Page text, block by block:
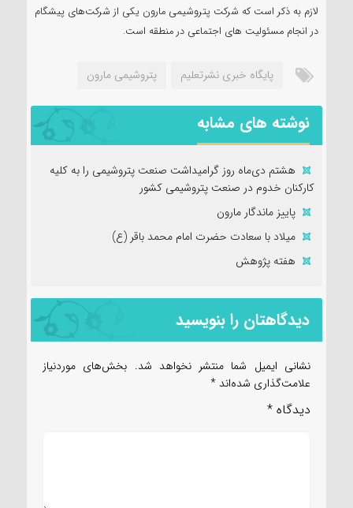
لازم به ذکر است که شرکت پتروشیمی مارون یکی از شرکت‌های پیشگام
در انجام مسئولیت های اجتماعی در منطقه است.
پایگاه خبری نشرتعلیم پتروشیمی مارون
نوشته های مشابه
هشتم دی‌ماه روز گرامیداشت صنعت پتروشیمی را به کلیه
کارکنان خدوم در صنعت پتروشیمی کشور
پاییز ماندگار مارون
میلاد با سعادت حضرت امام محمد باقر (ع)
هفته پژوهش
دیدگاهتان را بنویسید
نشانی ایمیل شما منتشر نخواهد شد. بخش‌های موردنیاز
علامت‌گذاری شده‌اند *
دیدگاه *